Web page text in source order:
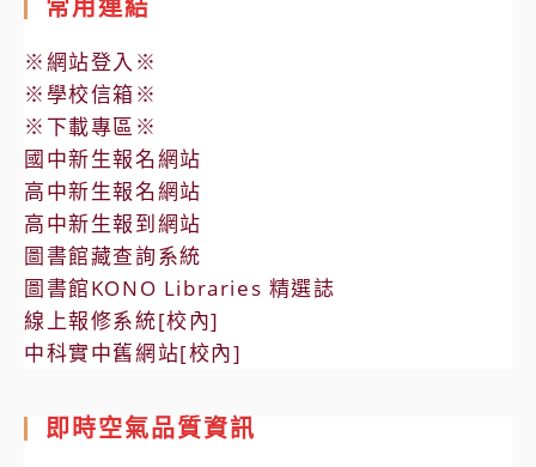
※網站登入※
※學校信箱※
※下載專區※
國中新生報名網站
高中新生報名網站
高中新生報到網站
圖書館藏查詢系統
圖書館KONO Libraries 精選誌
線上報修系統[校內]
中科實中舊網站[校內]
即時空氣品質資訊